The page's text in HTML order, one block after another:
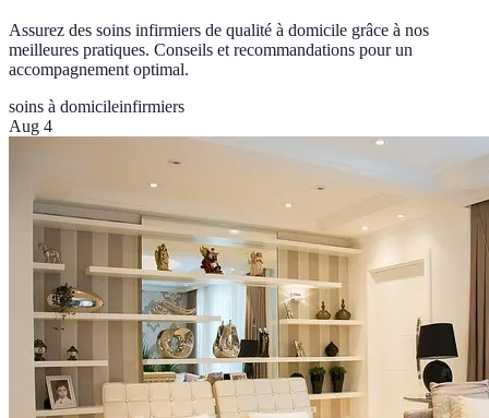
Assurez des soins infirmiers de qualité à domicile grâce à nos
meilleures pratiques. Conseils et recommandations pour un
accompagnement optimal.
soins à domicileinfirmiers
Aug 4